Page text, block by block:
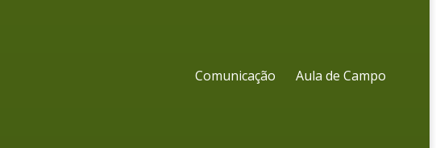
Aula de Campo
Comunicação